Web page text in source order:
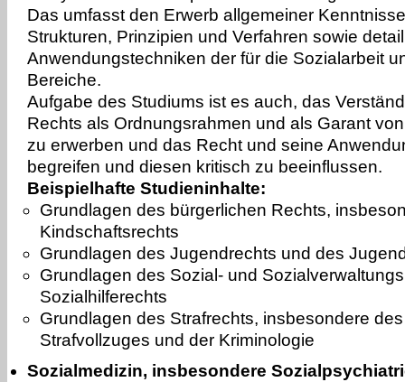
Das umfasst den Erwerb allgemeiner
Strukturen, Prinzipien und Verfahren sowie
Anwendungstechniken der für die Sozialarbeit
Bereiche.
Aufgabe des Studiums ist es auch, das
Rechts als Ordnungsrahmen und als Garant
zu erwerben und das Recht und seine
begreifen und diesen kritisch zu beeinflussen.
Beispielhafte Studieninhalte:
Grundlagen des bürgerlichen Rechts,
Kindschaftsrechts
Grundlagen des Jugendrechts und des
Grundlagen des Sozial- und
Sozialhilferechts
Grundlagen des Strafrechts, insbesondere
Strafvollzuges und der Kriminologie
Sozialmedizin, insbesondere